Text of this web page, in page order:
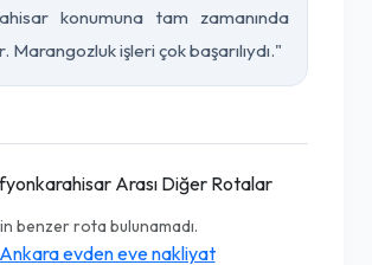
konumuna tam zamanında
Marangozluk işleri çok başarılıydı."
Arası Diğer Rotalar
benzer rota bulunamadı.
Ankara evden eve nakliyat